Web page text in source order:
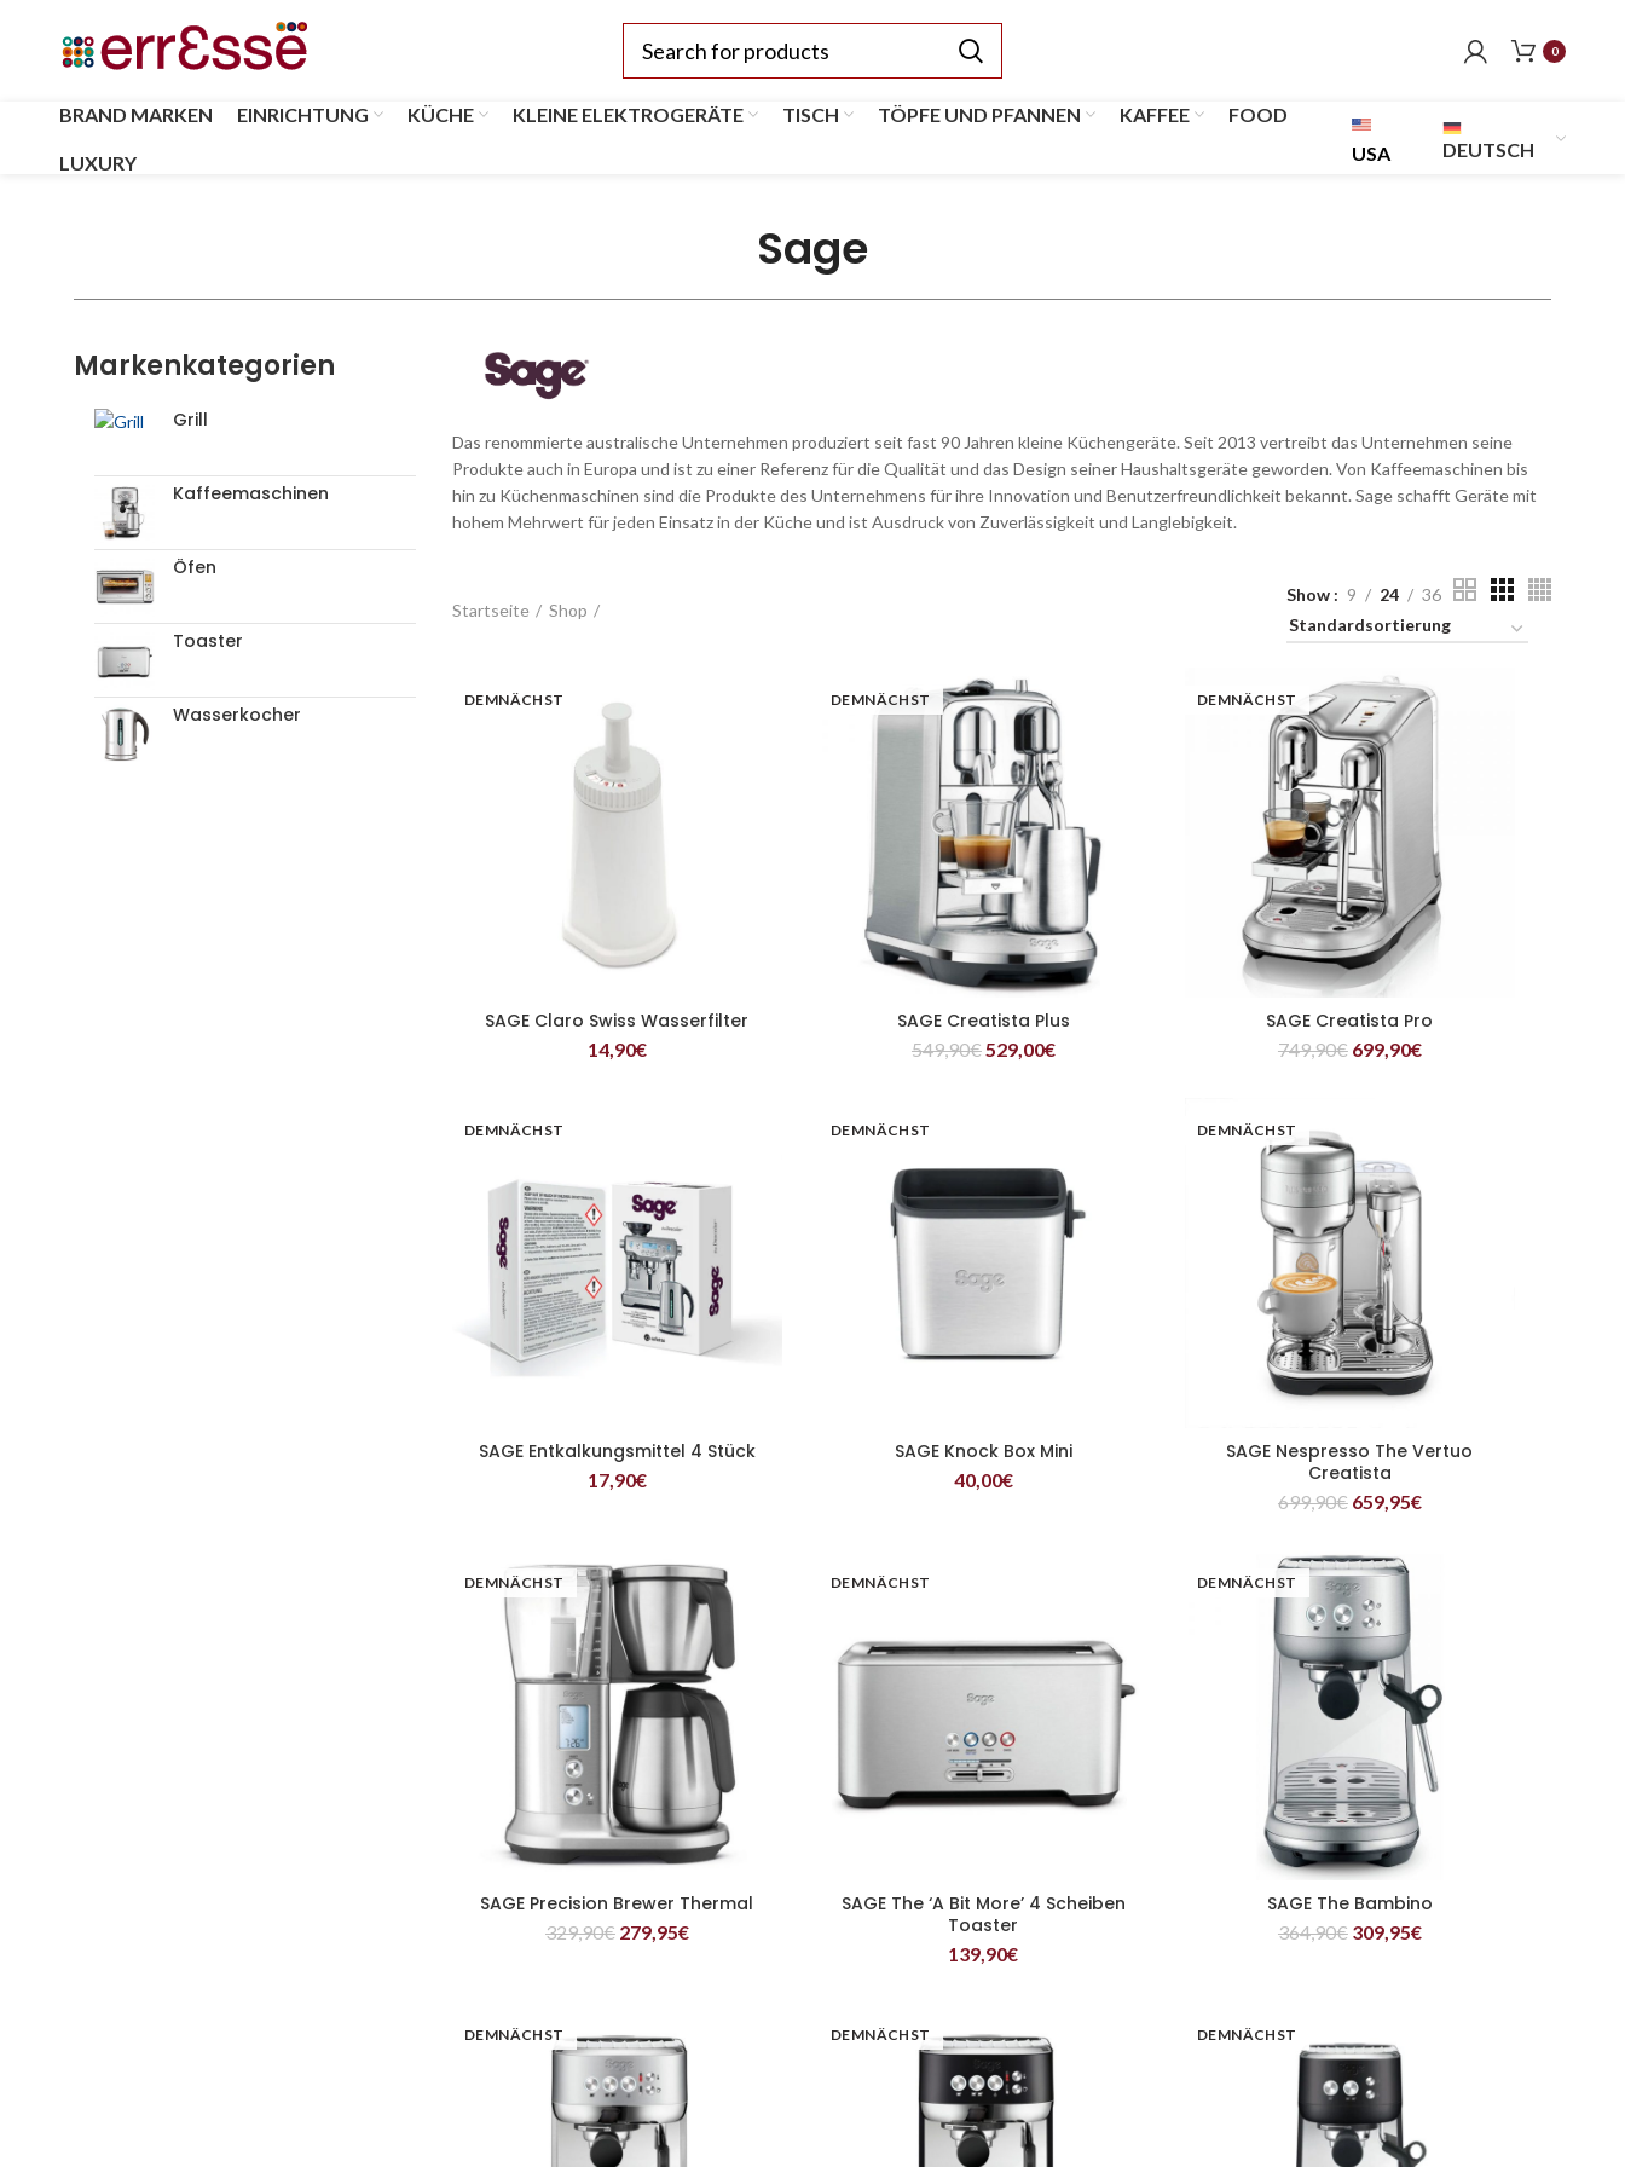
0
BRAND MARKEN EINRICHTUNG KÜCHE KLEINE ELEKTROGERÄTE TISCH TÖPFE UND PFANNEN KAFFEE FOOD
LUXURY USA DEUTSCH
Sage
Markenkategorien
Grill
Kaffeemaschinen
Öfen
Toaster
Wasserkocher
Das renommierte australische Unternehmen produziert seit fast 90 Jahren kleine Küchengeräte. Seit 2013 vertreibt das Unternehmen seine
Produkte auch in Europa und ist zu einer Referenz für die Qualität und das Design seiner Haushaltsgeräte geworden. Von Kaffeemaschinen bis
hin zu Küchenmaschinen sind die Produkte des Unternehmens für ihre Innovation und Benutzerfreundlichkeit bekannt. Sage schafft Geräte mit
hohem Mehrwert für jeden Einsatz in der Küche und ist Ausdruck von Zuverlässigkeit und Langlebigkeit.
Startseite Shop
Show 9 24 36
DEMNÄCHST
WEITERLESEN
SAGE Claro Swiss Wasserfilter
14,90€
DEMNÄCHST
WEITERLESEN
SAGE Creatista Plus
549,90€ 529,00€
DEMNÄCHST
WEITERLESEN
SAGE Creatista Pro
749,90€ 699,90€
DEMNÄCHST
WEITERLESEN
SAGE Entkalkungsmittel 4 Stück
17,90€
DEMNÄCHST
WEITERLESEN
SAGE Knock Box Mini
40,00€
DEMNÄCHST
WEITERLESEN
SAGE Nespresso The Vertuo
Creatista
699,90€ 659,95€
DEMNÄCHST
WEITERLESEN
SAGE Precision Brewer Thermal
329,90€ 279,95€
DEMNÄCHST
WEITERLESEN
SAGE The ‘A Bit More’ 4 Scheiben
Toaster
139,90€
DEMNÄCHST
WEITERLESEN
SAGE The Bambino
364,90€ 309,95€
DEMNÄCHST DEMNÄCHST DEMNÄCHST